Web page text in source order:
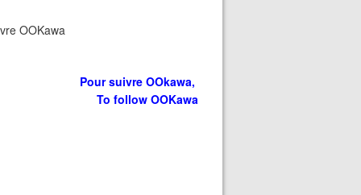
OOKawa
Pour suivre OOkawa,
To follow OOKawa